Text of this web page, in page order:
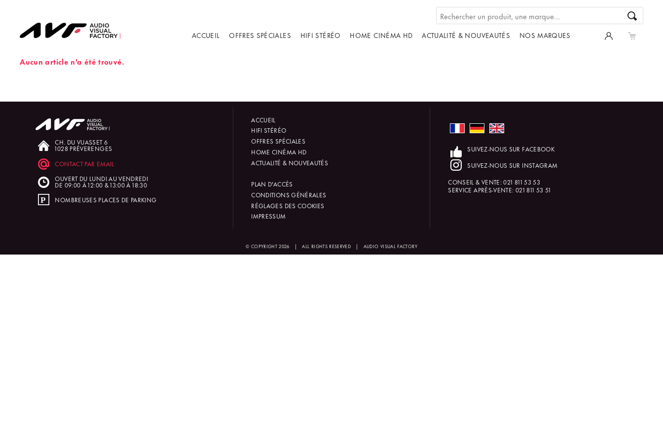
ACCUEIL OFFRES SPÉCIALES HIFI STÉRÉO HOME CINÉMA HD ACTUALITÉ & NOUVEAUTÉS NOS MARQUES
Aucun article n'a été trouvé.
CH. DU VUASSET 6
1028 PRÉVERENGES
CONTACT PAR EMAIL
OUVERT DU LUNDI AU VENDREDI
DE 09:00 À 12:00 & 13:00 À 18:30
NOMBREUSES PLACES DE PARKING
ACCUEIL
HIFI STÉRÉO
OFFRES SPÉCIALES
HOME CINÉMA HD
ACTUALITÉ & NOUVEAUTÉS
PLAN D'ACCÈS
CONDITIONS GÉNÉRALES
RÉGLAGES DES COOKIES
IMPRESSUM
SUIVEZ-NOUS SUR FACEBOOK
SUIVEZ-NOUS SUR INSTAGRAM
CONSEIL & VENTE:021 811 53 53
SERVICE APRÈS-VENTE: 021 811 53 51
© COPYRIGHT 2026 | ALL RIGHTS RESERVED | AUDIO VISUAL FACTORY